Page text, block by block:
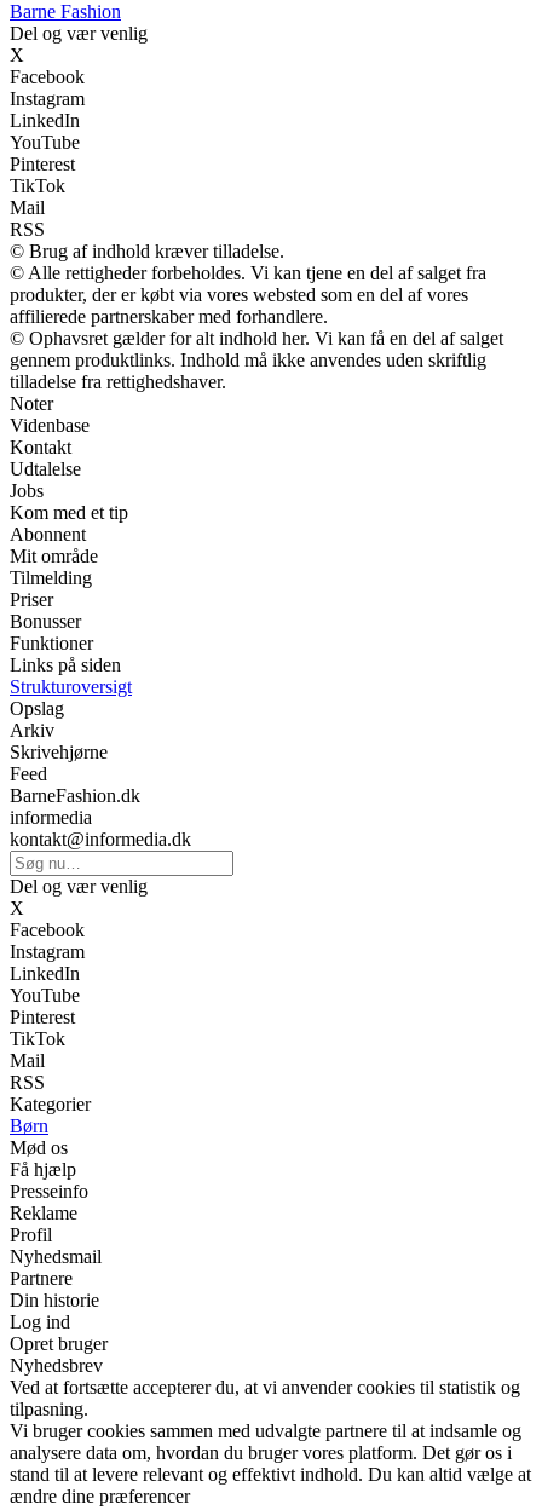
Barne Fashion
Del og vær venlig
X
Facebook
Instagram
LinkedIn
YouTube
Pinterest
TikTok
Mail
RSS
© Brug af indhold kræver tilladelse.
© Alle rettigheder forbeholdes. Vi kan tjene en del af salget fra
produkter, der er købt via vores websted som en del af vores
affilierede partnerskaber med forhandlere.
© Ophavsret gælder for alt indhold her. Vi kan få en del af salget
gennem produktlinks. Indhold må ikke anvendes uden skriftlig
tilladelse fra rettighedshaver.
Noter
Videnbase
Kontakt
Udtalelse
Jobs
Kom med et tip
Abonnent
Mit område
Tilmelding
Priser
Bonusser
Funktioner
Links på siden
Strukturoversigt
Opslag
Arkiv
Skrivehjørne
Feed
BarneFashion.dk
informedia
kontakt@informedia.dk
Del og vær venlig
X
Facebook
Instagram
LinkedIn
YouTube
Pinterest
TikTok
Mail
RSS
Kategorier
Børn
Mød os
Få hjælp
Presseinfo
Reklame
Profil
Nyhedsmail
Partnere
Din historie
Log ind
Opret bruger
Nyhedsbrev
Ved at fortsætte accepterer du, at vi anvender cookies til statistik og
tilpasning.
Vi bruger cookies sammen med udvalgte partnere til at indsamle og
analysere data om, hvordan du bruger vores platform. Det gør os i
stand til at levere relevant og effektivt indhold. Du kan altid vælge at
ændre dine præferencer